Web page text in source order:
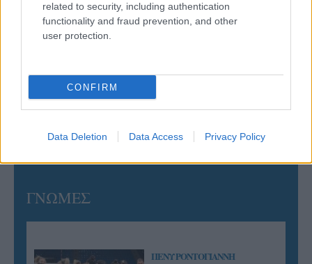
related to security, including authentication
functionality and fraud prevention, and other
user protection.
CONFIRM
Data Deletion Data Access Privacy Policy
Προς στρατηγική συνεργασία ΠΑΣΑΠΠ και
Πανεπιστημίου Πατρών
Πρώτο δυνατό τεστ της Εθνικής Γυναικών επί ιταλικού
εδάφους με Σουηδία
ΓΝΩΜΕΣ
ΠΕΝΥ ΡΟΝΤΟΓΙΑΝΝΗ